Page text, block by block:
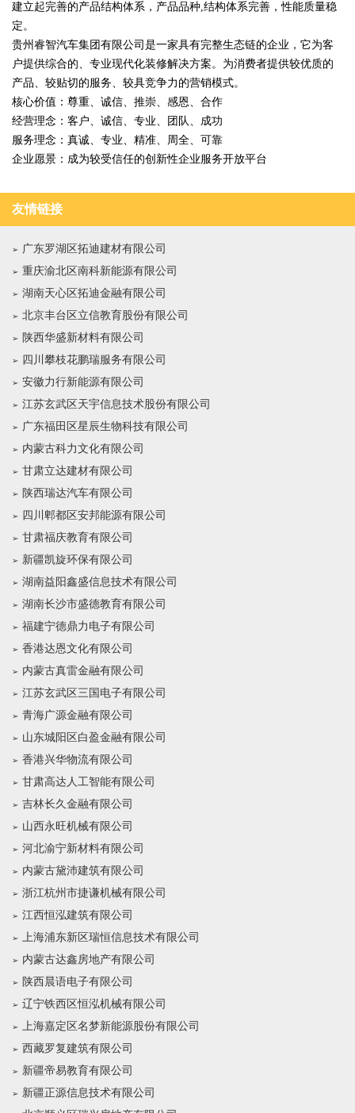
建立起完善的产品结构体系，产品品种,结构体系完善，性能质量稳
定。
贵州睿智汽车集团有限公司是一家具有完整生态链的企业，它为客
户提供综合的、专业现代化装修解决方案。为消费者提供较优质的
产品、较贴切的服务、较具竞争力的营销模式。
核心价值：尊重、诚信、推崇、感恩、合作
经营理念：客户、诚信、专业、团队、成功
服务理念：真诚、专业、精准、周全、可靠
企业愿景：成为较受信任的创新性企业服务开放平台
友情链接
广东罗湖区拓迪建材有限公司
重庆渝北区南科新能源有限公司
湖南天心区拓迪金融有限公司
北京丰台区立信教育股份有限公司
陕西华盛新材料有限公司
四川攀枝花鹏瑞服务有限公司
安徽力行新能源有限公司
江苏玄武区天宇信息技术股份有限公司
广东福田区星辰生物科技有限公司
内蒙古科力文化有限公司
甘肃立达建材有限公司
陕西瑞达汽车有限公司
四川郫都区安邦能源有限公司
甘肃福庆教育有限公司
新疆凯旋环保有限公司
湖南益阳鑫盛信息技术有限公司
湖南长沙市盛德教育有限公司
福建宁德鼎力电子有限公司
香港达恩文化有限公司
内蒙古真雷金融有限公司
江苏玄武区三国电子有限公司
青海广源金融有限公司
山东城阳区白盈金融有限公司
香港兴华物流有限公司
甘肃高达人工智能有限公司
吉林长久金融有限公司
山西永旺机械有限公司
河北渝宁新材料有限公司
内蒙古黛沛建筑有限公司
浙江杭州市捷谦机械有限公司
江西恒泓建筑有限公司
上海浦东新区瑞恒信息技术有限公司
内蒙古达鑫房地产有限公司
陕西晨语电子有限公司
辽宁铁西区恒泓机械有限公司
上海嘉定区名梦新能源股份有限公司
西藏罗复建筑有限公司
新疆帝易教育有限公司
新疆正源信息技术有限公司